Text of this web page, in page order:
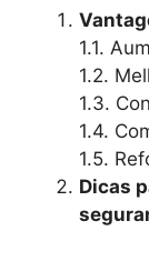
1.1.
1.2.
1.3.
1.4.
1.5.
Dicas